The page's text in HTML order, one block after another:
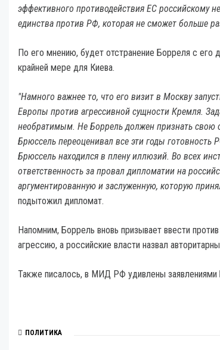
эффективного противодействия ЕС российскому
единства против РФ, которая не сможет больше
По его мнению, будет отстранение Борреля с его
крайней мере для Киева.
"Намного важнее то, что его визит в Москву
Европы против агрессивной сущности Кремля.
необратимым. Не Боррель должен признать свою
Брюссель переоценивал все эти годы
Брюссель находился в плену иллюзий. Во всех
ответственность за провал дипломатии на
аргументированную и заслуженную, которую
подытожил дипломат.
Напомним, Боррель вновь призывает ввести
агрессию, а российские власти назвал
Также писалось, в МИД РФ удивлены заявлениями
ПОЛИТИКА